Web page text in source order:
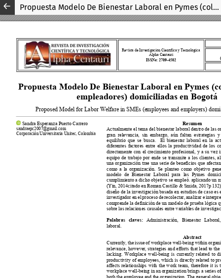
Propuesta Modelo De Bienestar Laboral en Pymes (colaboradores y empleadores) domiciliadas en Bogotá